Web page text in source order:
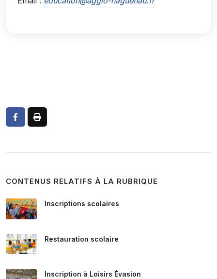
CONTENUS RELATIFS À LA RUBRIQUE
Inscriptions scolaires
Restauration scolaire
Inscription à Loisirs Évasion